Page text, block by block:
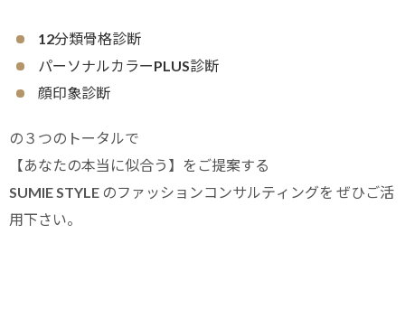
12分類骨格診断
パーソナルカラーPLUS診断
顔印象診断
の３つのトータルで
【あなたの本当に似合う】をご提案する
SUMIE STYLE のファッションコンサルティングを ぜひご活
用下さい。